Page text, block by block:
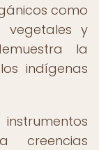
como
vegetales y
la
indígenas
creencias